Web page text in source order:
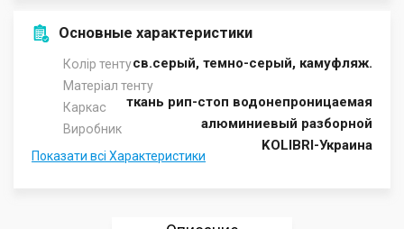
Основные характеристики
Колір тентусв.серый, темно-серый, камуфляж.
Матеріал тенту
ткань рип-стоп водонепроницаемая
Каркас
алюминиевый разборной
Виробник
KOLIBRI-Украина
Показати всі Характеристики